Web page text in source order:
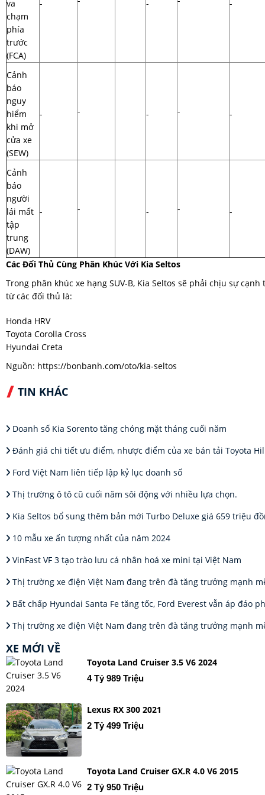
va
chạm
phía
trước
(FCA)
- - -
Cảnh
báo
nguy
hiểm
khi mở
cửa xe
(SEW)
- - - - -
Cảnh
báo
người
lái mất
tập
trung
(DAW)
- - - - -
Các Đối Thủ Cùng Phân Khúc Với Kia Seltos
Trong phân khúc xe hạng SUV-B, Kia Seltos sẽ phải chịu sự
từ các đối thủ là:
Honda HRV
Toyota Corolla Cross
Hyundai Creta
Nguồn: https://bonbanh.com/oto/kia-seltos
TIN KHÁC
Doanh số Kia Sorento tăng chóng mặt tháng cuối năm
Đánh giá chi tiết ưu điểm, nhược điểm của xe bán tải Toyota
Ford Việt Nam liên tiếp lập kỷ lục doanh số
Thị trường ô tô cũ cuối năm sôi động với nhiều lựa chọn.
Kia Seltos bổ sung thêm bản mới Turbo Deluxe giá 659 triệu
10 mẫu xe ấn tượng nhất của năm 2024
VinFast VF 3 tạo trào lưu cá nhân hoá xe mini tại Việt Nam
Thị trường xe điện Việt Nam đang trên đà tăng trưởng mạnh
Bất chấp Hyundai Santa Fe tăng tốc, Ford Everest vẫn áp đảo
Thị trường xe điện Việt Nam đang trên đà tăng trưởng mạnh
XE MỚI VỀ
Toyota Land Cruiser 3.5 V6 2024
4 Tỷ 989 Triệu
Lexus RX 300 2021
2 Tỷ 499 Triệu
Toyota Land Cruiser GX.R 4.0 V6 2015
2 Tỷ 950 Triệu